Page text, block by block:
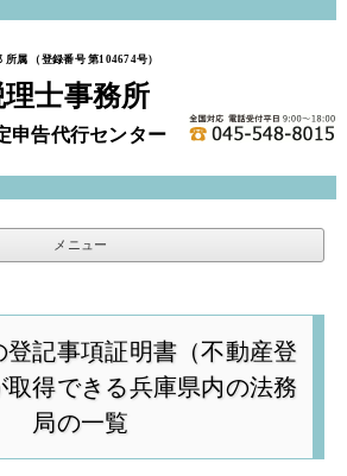
属 （登録番号 第104674号）
士事務所
申告代行センター
メニュー
登記事項証明書（不動産登
取得できる兵庫県内の法務
局の一覧